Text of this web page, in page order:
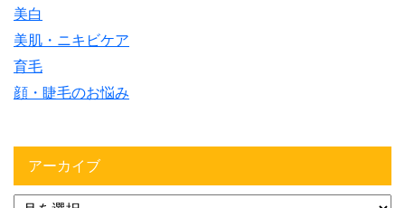
美白
美肌・ニキビケア
育毛
顔・睫毛のお悩み
アーカイブ